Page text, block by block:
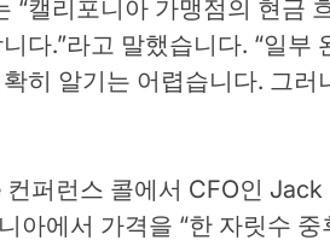
“캘리포니아 가맹점의 현금
다.”라고 말했습니다. “일부
히 알기는 어렵습니다. 그러
퍼런스 콜에서 CFO인
아에서 가격을 “한 자릿수